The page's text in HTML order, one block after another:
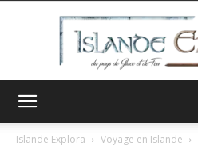
Islande Explora Voyage en Islande